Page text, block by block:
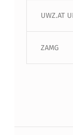
UWZ.AT
ZAMG